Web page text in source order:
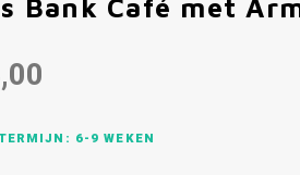
Bank Café met
6-9 WEKEN